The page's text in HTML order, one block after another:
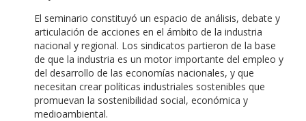
El seminario constituyó un espacio de análisis, debate y
articulación de acciones en el ámbito de la industria
nacional y regional. Los sindicatos partieron de la base
de que la industria es un motor importante del empleo y
del desarrollo de las economías nacionales, y que
necesitan crear políticas industriales sostenibles que
promuevan la sostenibilidad social, económica y
medioambiental.